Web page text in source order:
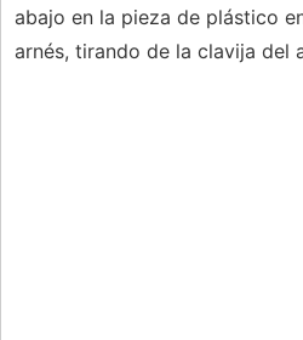
abajo en la pieza de plástico
arnés, tirando de la clavija del